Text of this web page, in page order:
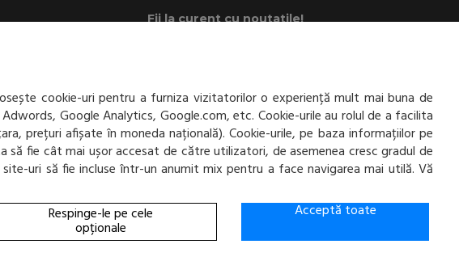
cookie-uri pentru a furniza vizitatorilor o experiență mult mai buna de
Google Analytics, Google.com, etc. Cookie-urile au rolul de a facilita
prețuri afișate în moneda națională). Cookie-urile, pe baza informațiilor pe
fie cât mai ușor accesat de către utilizatori, de asemenea cresc gradul de
uri să fie incluse într-un anumit mix pentru a face navigarea mai utilă. Vă
Respinge-le pe cele
opționale
Acceptă toate
Fii la curent cu noutatile!